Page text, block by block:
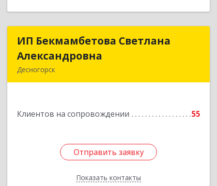
ИП Бекмамбетова Светлана
Александровна
Десногорск
Клиентов на сопровождении 55
Отправить заявку
Показать контакты
ИП Бекмамбетова Светлана
Подробнее
Отправить заявку
Назад